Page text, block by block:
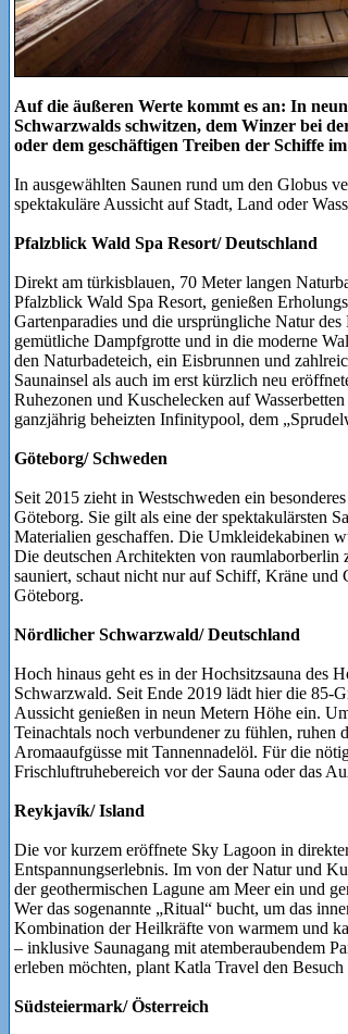
Auf die äußeren Werte kommt es an: In
Schwarzwalds schwitzen, dem Winzer bei
oder dem geschäftigen Treiben der Schiffe
In ausgewählten Saunen rund um den Globus
spektakuläre Aussicht auf Stadt, Land oder
Pfalzblick Wald Spa Resort/ Deutschland
Direkt am türkisblauen, 70 Meter langen
Pfalzblick Wald Spa Resort, genießen
Gartenparadies und die ursprüngliche Natur
gemütliche Dampfgrotte und in die moderne
den Naturbadeteich, ein Eisbrunnen und
Saunainsel als auch im erst kürzlich neu
Ruhezonen und Kuschelecken auf
ganzjährig beheizten Infinitypool, dem
Göteborg/ Schweden
Seit 2015 zieht in Westschweden ein
Göteborg. Sie gilt als eine der spektakulärsten
Materialien geschaffen. Die Umkleidekabinen
Die deutschen Architekten von
sauniert, schaut nicht nur auf Schiff, Kräne und
Göteborg.
Nördlicher Schwarzwald/ Deutschland
Hoch hinaus geht es in der Hochsitzsauna des
Schwarzwald. Seit Ende 2019 lädt hier die 85-
Aussicht genießen in neun Metern Höhe ein.
Teinachtals noch verbundener zu fühlen, ruhen
Aromaaufgüsse mit Tannennadelöl. Für die
Frischluftruhebereich vor der Sauna oder das
Reykjavík/ Island
Die vor kurzem eröffnete Sky Lagoon in
Entspannungserlebnis. Im von der Natur und
der geothermischen Lagune am Meer ein und
Wer das sogenannte „Ritual“ bucht, um das
Kombination der Heilkräfte von warmem und
– inklusive Saunagang mit atemberaubendem
erleben möchten, plant Katla Travel den
Südsteiermark/ Österreich